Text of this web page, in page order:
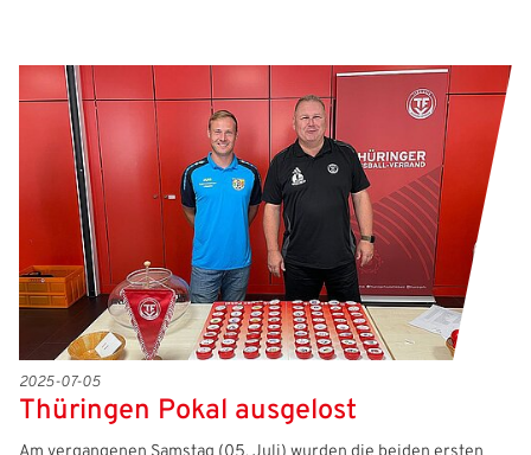
2025-07-05
Thüringen Pokal ausgelost